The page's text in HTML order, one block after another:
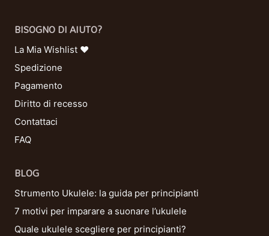
BISOGNO DI AIUTO?
La Mia Wishlist ❤
Spedizione
Pagamento
Diritto di recesso
Contattaci
FAQ
BLOG
Strumento Ukulele: la guida per principianti
7 motivi per imparare a suonare l’ukulele
Quale ukulele scegliere per principianti?